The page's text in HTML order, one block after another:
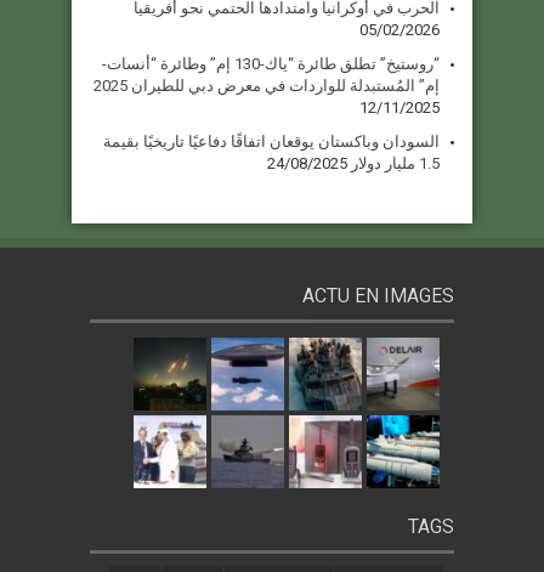
الحرب في أوكرانيا وامتدادها الحتمي نحو أفريقيا
05/02/2026
“روستيخ” تطلق طائرة “ياك-130 إم” وطائرة “أنسات-
إم” المُستبدلة للواردات في معرض دبي للطيران 2025
12/11/2025
السودان وباكستان يوقعان اتفاقًا دفاعيًا تاريخيًا بقيمة
1.5 مليار دولار
24/08/2025
ACTU EN IMAGES
TAGS